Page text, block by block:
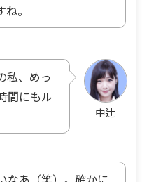
。
中辻
私、めっ
間にもル